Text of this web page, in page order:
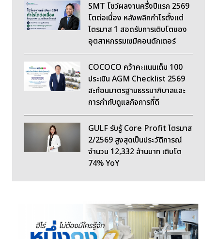
SMT โชว์ผลงานครึ่งปีแรก 2569
โตต่อเนื่อง หลังพลิกกำไรตั้งแต่
ไตรมาส 1 สอดรับการเติบโตของ
อุตสาหกรรมเซมิคอนดักเตอร์
COCOCO คว้าคะแนนเต็ม 100
ประเมิน AGM Checklist 2569
สะท้อนมาตรฐานธรรมาภิบาลและ
การกำกับดูแลกิจการที่ดี
GULF รับรู้ Core Profit ไตรมาส
2/2569 สูงสุดเป็นประวัติการณ์
จำนวน 12,332 ล้านบาท เติบโต
74% YoY